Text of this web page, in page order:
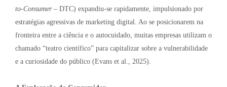
to-Consumer– DTC) expandiu-se rapidamente, impulsionado por
estratégias agressivas de marketing digital. Ao se posicionarem na
fronteira entre a ciência e o autocuidado, muitas empresas utilizam o
chamado “teatro científico” para capitalizar sobre a vulnerabilidade
e a curiosidade do público (Evans et al., 2025).